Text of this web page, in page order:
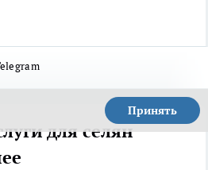
Принять
для селян